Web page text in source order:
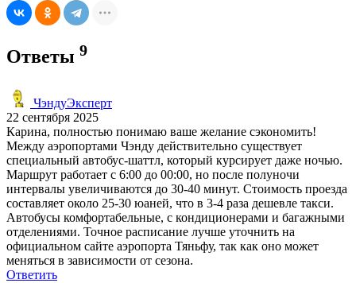
Ответы 9
ЧэндуЭксперт
22 сентября 2025
Карина, полностью понимаю ваше желание сэкономить!
Между аэропортами Чэнду действительно существует
специальный автобус-шаттл, который курсирует даже ночью.
Маршрут работает с 6:00 до 00:00, но после полуночи
интервалы увеличиваются до 30-40 минут. Стоимость проезда
составляет около 25-30 юаней, что в 3-4 раза дешевле такси.
Автобусы комфортабельные, с кондиционерами и багажными
отделениями. Точное расписание лучше уточнить на
официальном сайте аэропорта Тяньфу, так как оно может
меняться в зависимости от сезона.
Ответить